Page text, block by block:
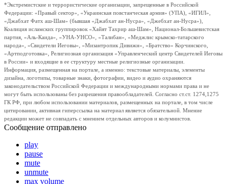
*Экстремистские и террористические организации, запрещенные в Российской
Федерации: «Правый сектор», «Украинская повстанческая армия» (УПА), «ИГИЛ»,
«Джабхат Фатх аш-Шам» (бывшая «Джабхат ан-Нусра», «Джебхат ан-Нусра»),
Коалиция исламских группировок «Хайят Тахрир аш-Шам», Национал-Большевистская
партия, «Аль-Каида», «УНА-УНСО», «Талибан», «Меджлис крымско-татарского
народа», «Свидетели Иеговы», «Мизантропик Дивижн», «Братство» Корчинского,
«Артподготовка», Религиозная организация «Управленческий центр Свидетелей Иеговы
в России» и входящие в ее структуру местные религиозные организации.
Информация, размещенная на портале, а именно: текстовые материалы, элементы
дизайна, логотипы, товарные знаки, фотографии, видео и аудио охраняются
законодательством Российской Федерации и международными нормами права и не
могут быть использованы без разрешения правообладателей. Согласно ст.ст. 1274,1275
ГК РФ, при любом использовании материалов, размещенных на портале, в том числе
цитировании, активная гиперссылка на материал является обязательной. Мнение
редакции может не совпадать с мнением отдельных авторов и колумнистов.
Сообщение отправлено
play
pause
mute
unmute
max volume